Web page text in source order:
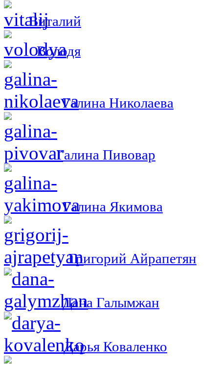
Виталий
Володя
Галина Николаева
Галина Пивовар
Галина Якимова
Григорий Айрапетян
Дана Галымжан
Дарья Коваленко